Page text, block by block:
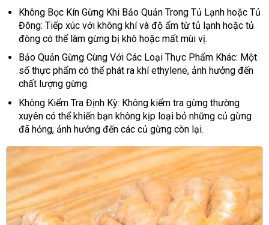
Không Bọc Kín Gừng Khi Bảo Quản Trong Tủ Lạnh hoặc Tủ
Đông: Tiếp xúc với không khí và độ ẩm từ tủ lạnh hoặc tủ
đông có thể làm gừng bị khô hoặc mất mùi vị.
Bảo Quản Gừng Cùng Với Các Loại Thực Phẩm Khác: Một
số thực phẩm có thể phát ra khí ethylene, ảnh hưởng đến
chất lượng gừng.
Không Kiểm Tra Định Kỳ: Không kiểm tra gừng thường
xuyên có thể khiến bạn không kịp loại bỏ những củ gừng
đã hỏng, ảnh hưởng đến các củ gừng còn lại.